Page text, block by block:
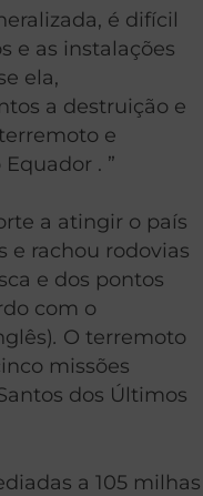
é difícil
e as instalações
ela,
a destruição e
e
. ”
a atingir o país
e rachou rodovias
e dos pontos
com o
. O terremoto
missões
dos Últimos
a 105 milhas